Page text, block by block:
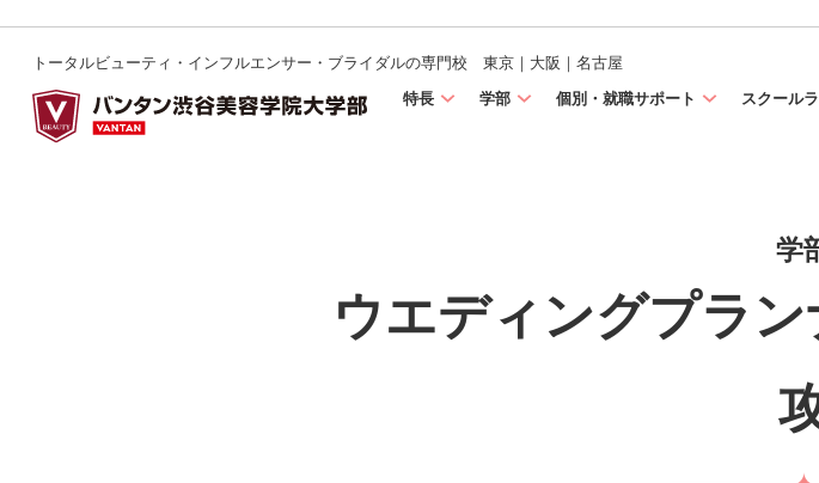
トータルビューティ・インフルエンサー・ブライダルの専門校 東京｜大阪｜名古屋
特長
学部 個別・就職サポート スクール
学
ウエディングプラ